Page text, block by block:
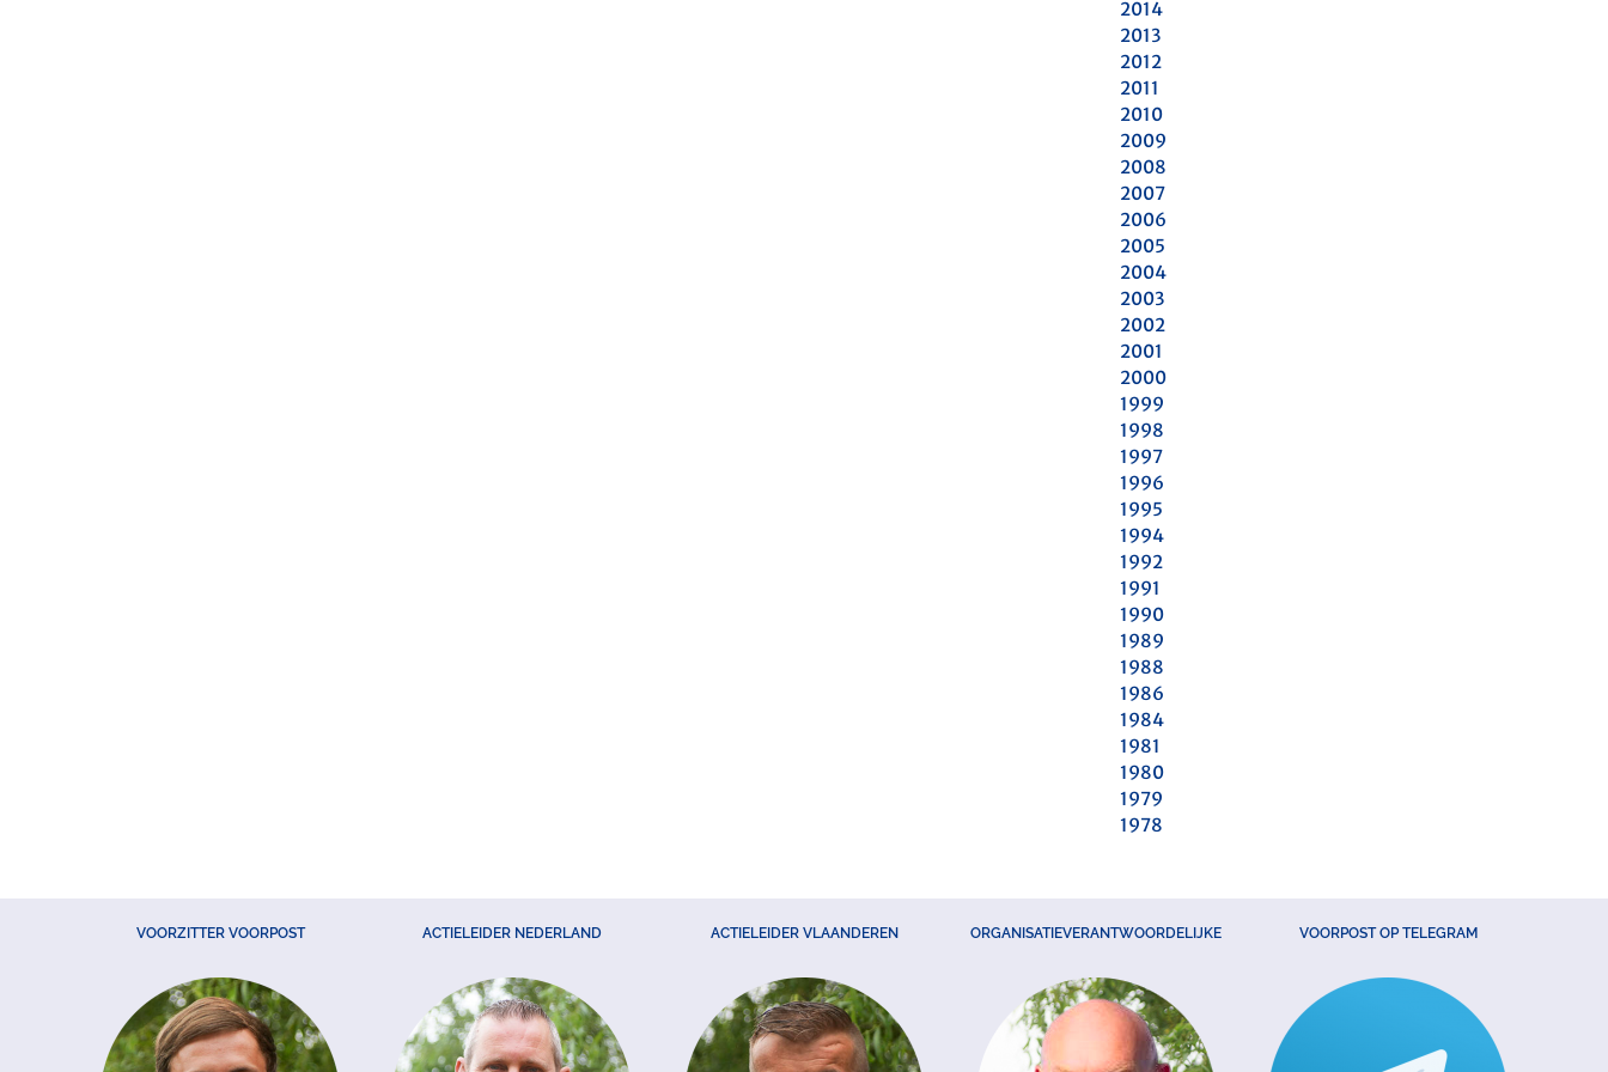
2014
2013
2012
2011
2010
2009
2008
2007
2006
2005
2004
2003
2002
2001
2000
1999
1998
1997
1996
1995
1994
1992
1991
1990
1989
1988
1986
1984
1981
1980
1979
1978
VOORZITTER VOORPOST ACTIELEIDER NEDERLAND ACTIELEIDER VLAANDEREN ORGANISATIEVERANTWOORDELIJKE VOORPOST OP TELEGRAM